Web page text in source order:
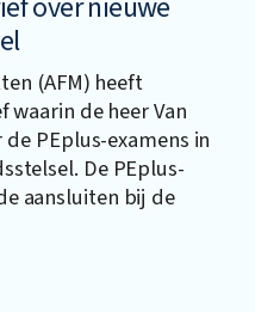
(AFM) heeft
waarin de heer Van
PEplus-examens in
De PEplus-
aansluiten bij de